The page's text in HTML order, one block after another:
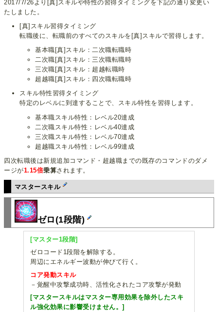
2017/7/26より[真]スキルや特性の習得タイミングを下記の通り変更い
たしました。
[真]スキル習得タイミング
転職後に、転職前のすべてのスキルを[真]スキルで習得します。
基本職[真]スキル：二次職転職時
二次職[真]スキル：三次職転職時
三次職[真]スキル：超越転職時
超越職[真]スキル：四次職転職時
スキル特性習得タイミング
特定のレベルに到達することで、スキル特性を習得します。
基本職スキル特性：レベル20達成
二次職スキル特性：レベル40達成
三次職スキル特性：レベル70達成
超越職スキル特性：レベル99達成
四次転職後は新規追加コマンド・超越職までの既存のコマンドのダメ
ージが1.15倍乗算されます。
マスタースキル
ゼロ(1段階)
[マスター1段階]
ゼロコード1段階を解除する。
周辺にエネルギー波動が伸びて行く。
コア発動スキル
－覚醒中攻撃成功時、活性化されたコア攻撃が発動
[マスタースキルはマスター専用効果を除外したスキ
ル強化効果に影響受けません。]